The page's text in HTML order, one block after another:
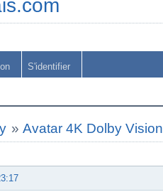
S'identifier
»Avatar 4K Dolby Vision